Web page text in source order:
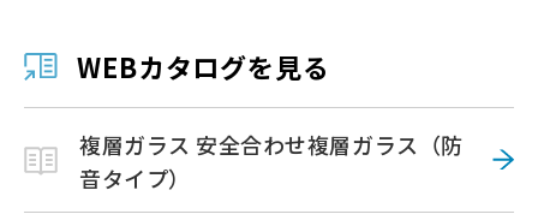
WEBカタログを見る
複層ガラス 安全合わせ複層ガラス（防
音タイプ）